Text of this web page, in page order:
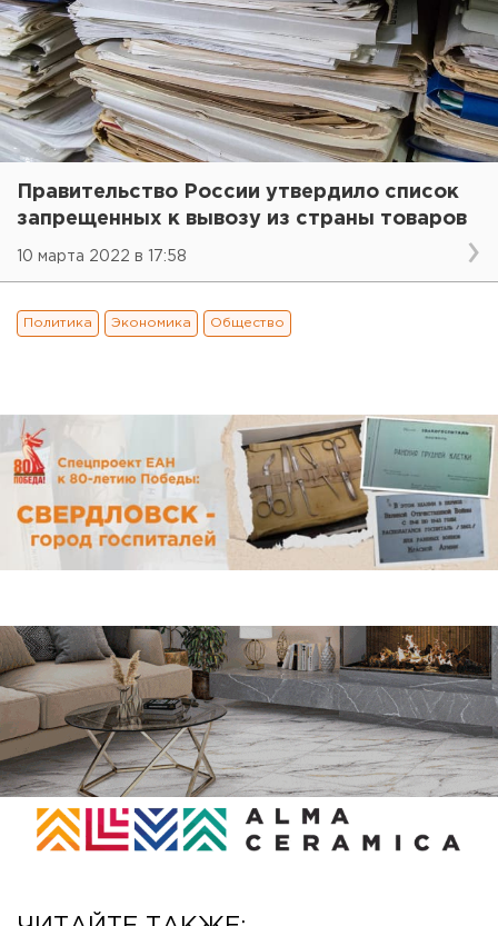
Правительство России утвердило список
запрещенных к вывозу из страны товаров
10 марта 2022 в 17:58
Политика Экономика Общество